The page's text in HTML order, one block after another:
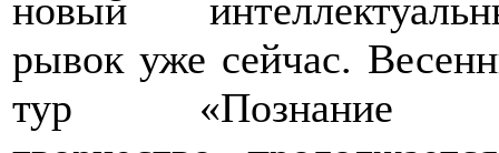
новый
рывок уже сейчас.
тур «Познание